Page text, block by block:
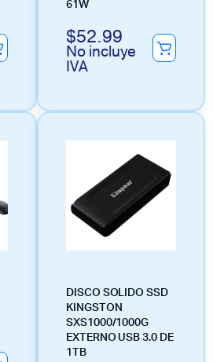
61W
$52.99
No incluye
IVA
DISCO SOLIDO SSD
KINGSTON
SXS1000/1000G
EXTERNO USB 3.0 DE
1TB